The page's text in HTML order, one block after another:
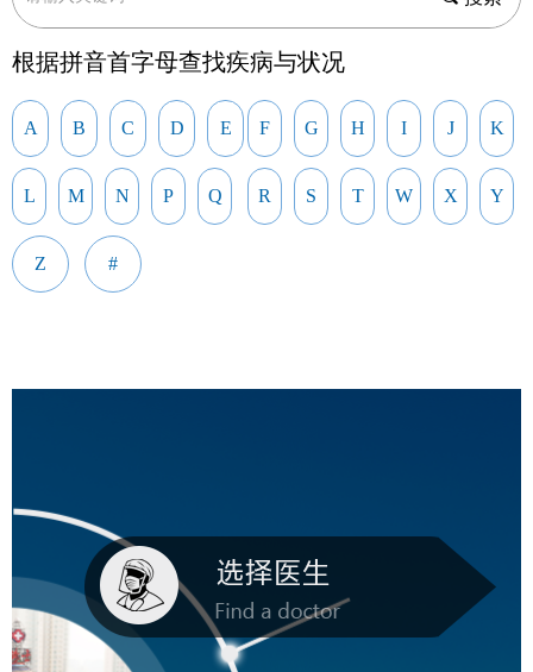
根据拼音首字母查找疾病与状况
A B C D E F G H I J K
L M N P Q R S T W X Y
Z #